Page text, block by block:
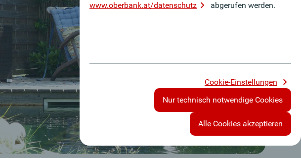
www.oberbank.at/datenschutz
abgerufen werden.
Cookie-Einstellungen
Nur technisch notwendige Cookies
Alle Cookies akzeptieren